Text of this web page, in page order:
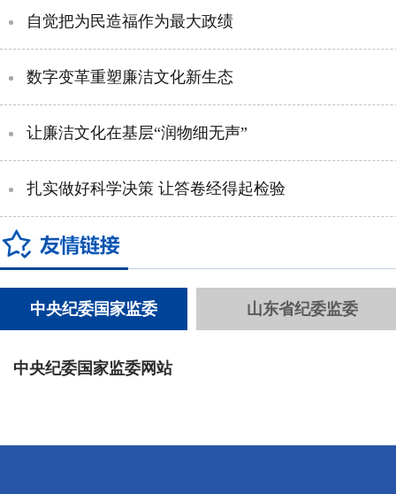
自觉把为民造福作为最大政绩
数字变革重塑廉洁文化新生态
让廉洁文化在基层“润物细无声”
扎实做好科学决策 让答卷经得起检验
中央纪委国家监委 山东省纪委监委
中央纪委国家监委网站